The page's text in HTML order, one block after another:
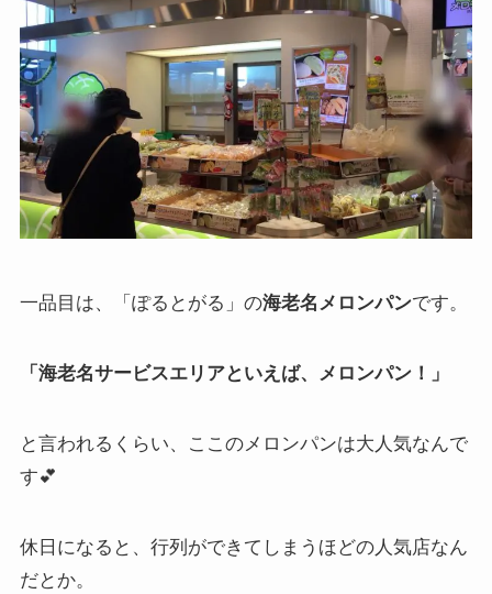
一品目は、「ぽるとがる」の海老名メロンパンです。
「海老名サービスエリアといえば、メロンパン！」
と言われるくらい、ここのメロンパンは大人気なんで
す💕
休日になると、行列ができてしまうほどの人気店なん
だとか。